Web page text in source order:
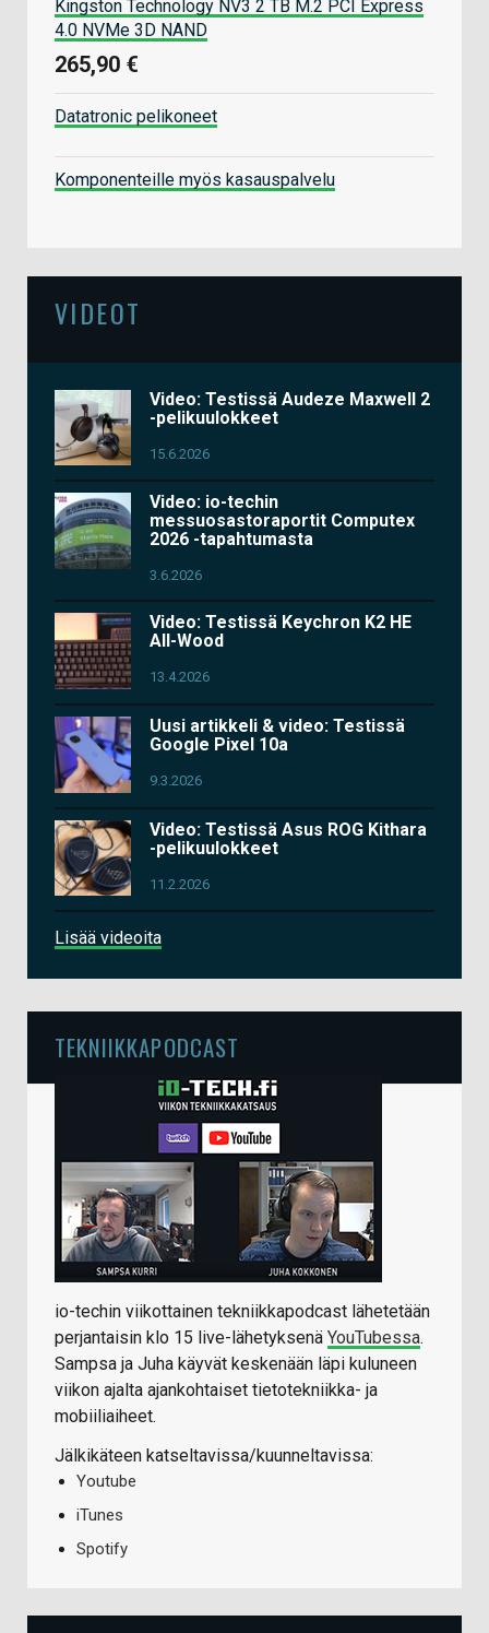
Kingston Technology NV3 2 TB M.2 PCI Express
4.0 NVMe 3D NAND
265,90 €
Datatronic pelikoneet
Komponenteille myös kasauspalvelu
VIDEOT
Video: Testissä Audeze Maxwell 2
-pelikuulokkeet
15.6.2026
Video: io-techin
messuosastoraportit Computex
2026 -tapahtumasta
3.6.2026
Video: Testissä Keychron K2 HE
All-Wood
13.4.2026
Uusi artikkeli & video: Testissä
Google Pixel 10a
9.3.2026
Video: Testissä Asus ROG Kithara
-pelikuulokkeet
11.2.2026
Lisää videoita
TEKNIIKKAPODCAST
io-techin viikottainen tekniikkapodcast lähetetään
perjantaisin klo 15 live-lähetyksenä YouTubessa.
Sampsa ja Juha käyvät keskenään läpi kuluneen
viikon ajalta ajankohtaiset tietotekniikka- ja
mobiiliaiheet.
Jälkikäteen katseltavissa/kuunneltavissa:
Youtube
iTunes
Spotify